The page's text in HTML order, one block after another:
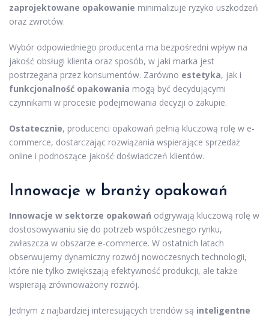
zaprojektowane opakowanie minimalizuje ryzyko uszkodzeń
oraz zwrotów.
Wybór odpowiedniego producenta ma bezpośredni wpływ na
jakość obsługi klienta oraz sposób, w jaki marka jest
postrzegana przez konsumentów. Zarówno estetyka, jak i
funkcjonalność opakowania mogą być decydującymi
czynnikami w procesie podejmowania decyzji o zakupie.
Ostatecznie, producenci opakowań pełnią kluczową rolę w e-
commerce, dostarczając rozwiązania wspierające sprzedaż
online i podnoszące jakość doświadczeń klientów.
Innowacje w branży opakowań
Innowacje w sektorze opakowań odgrywają kluczową rolę w
dostosowywaniu się do potrzeb współczesnego rynku,
zwłaszcza w obszarze e-commerce. W ostatnich latach
obserwujemy dynamiczny rozwój nowoczesnych technologii,
które nie tylko zwiększają efektywność produkcji, ale także
wspierają zrównoważony rozwój.
Jednym z najbardziej interesujących trendów są inteligentne